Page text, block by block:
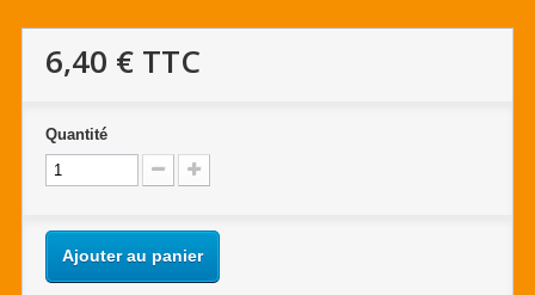
6,40 € TTC
Quantité
Ajouter au panier